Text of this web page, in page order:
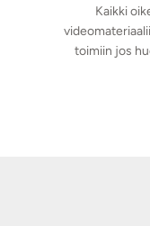
Kaikki
toimiin jos